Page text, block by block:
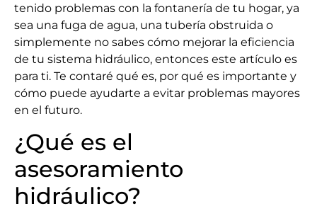
tenido problemas con la fontanería de tu hogar, ya
sea una fuga de agua, una tubería obstruida o
simplemente no sabes cómo mejorar la eficiencia
de tu sistema hidráulico, entonces este artículo es
para ti. Te contaré qué es, por qué es importante y
cómo puede ayudarte a evitar problemas mayores
en el futuro.
¿Qué es el
asesoramiento
hidráulico?